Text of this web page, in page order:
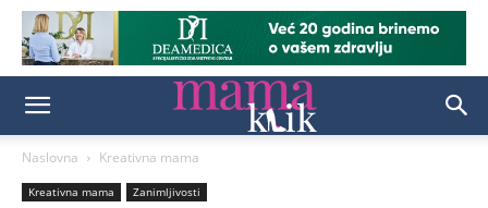
Naslovna Kreativna mama
Kreativna mama Zanimljivosti